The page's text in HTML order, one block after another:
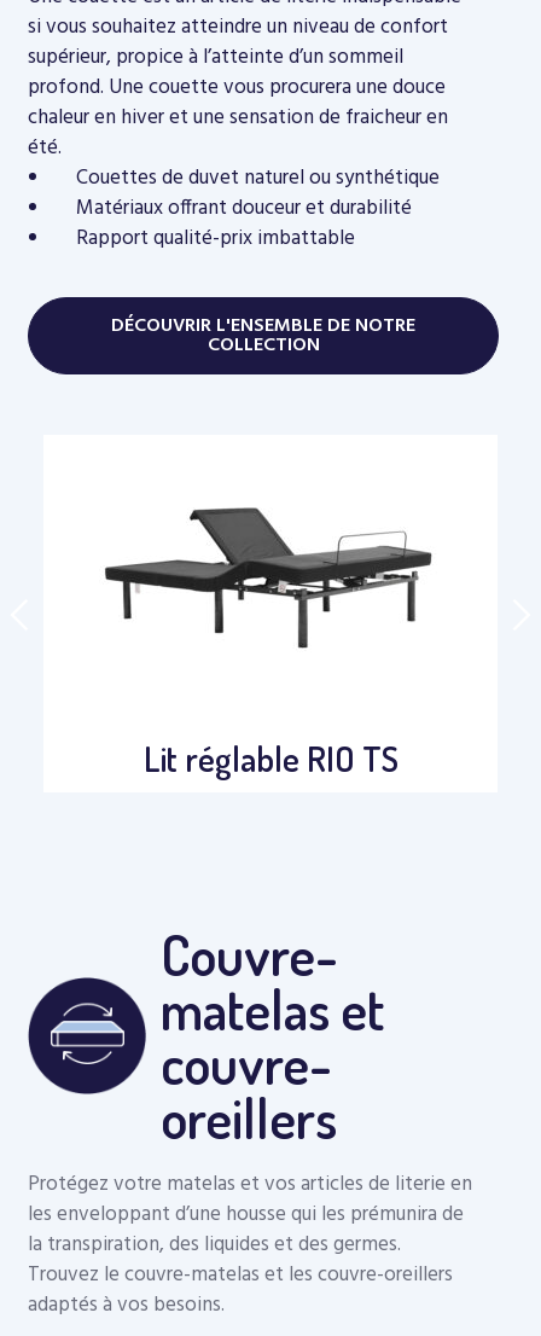
si vous souhaitez atteindre un niveau de confort
supérieur, propice à l’atteinte d’un sommeil
profond. Une couette vous procurera une douce
chaleur en hiver et une sensation de fraicheur en
été.
Couettes de duvet naturel ou synthétique
Matériaux offrant douceur et durabilité
Rapport qualité-prix imbattable
DÉCOUVRIR L'ENSEMBLE DE NOTRE
COLLECTION
Lit réglable RIO TS
Couvre-
matelas et
couvre-
oreillers
Protégez votre matelas et vos articles de literie en
les enveloppant d’une housse qui les prémunira de
la transpiration, des liquides et des germes.
Trouvez le couvre-matelas et les couvre-oreillers
adaptés à vos besoins.